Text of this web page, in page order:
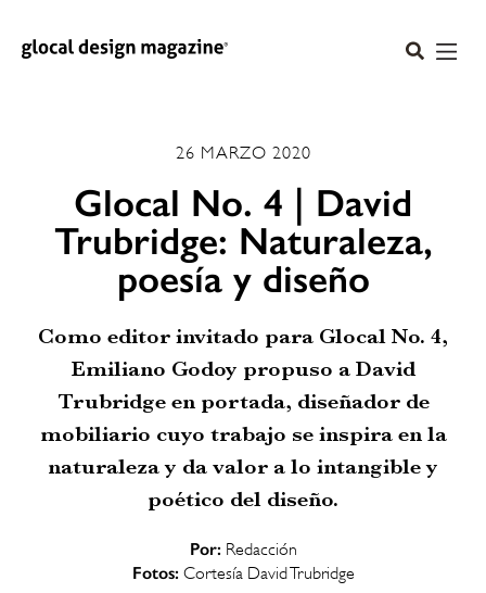
26 MARZO 2020
Glocal No. 4 | David
Trubridge: Naturaleza,
poesía y diseño
Como editor invitado para Glocal No. 4,
Emiliano Godoy propuso a David
Trubridge en portada, diseñador de
mobiliario cuyo trabajo se inspira en la
naturaleza y da valor a lo intangible y
poético del diseño.
Por: Redacción
Fotos: Cortesía David Trubridge